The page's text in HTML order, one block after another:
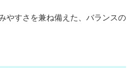
やすさを兼ね備えた、バランスの